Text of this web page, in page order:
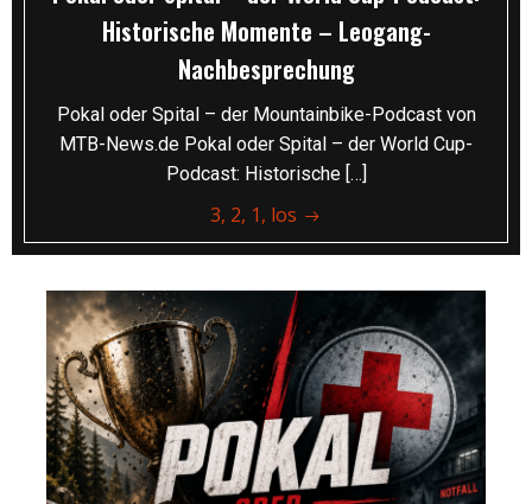
Historische Momente – Leogang-
Nachbesprechung
Pokal oder Spital – der Mountainbike-Podcast von
MTB-News.de Pokal oder Spital – der World Cup-
Podcast: Historische […]
3, 2, 1, los